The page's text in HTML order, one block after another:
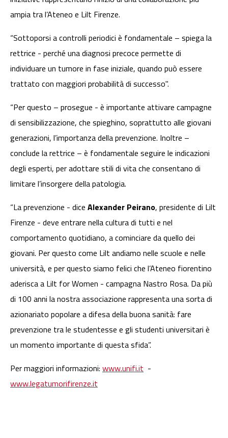
ampia tra l’Ateneo e Lilt Firenze.
“Sottoporsi a controlli periodici è fondamentale – spiega la
rettrice - perché una diagnosi precoce permette di
individuare un tumore in fase iniziale, quando può essere
trattato con maggiori probabilità di successo".
“Per questo – prosegue - è importante attivare campagne
di sensibilizzazione, che spieghino, soprattutto alle giovani
generazioni, l’importanza della prevenzione. Inoltre –
conclude la rettrice – è fondamentale seguire le indicazioni
degli esperti, per adottare stili di vita che consentano di
limitare l’insorgere della patologia.
“La prevenzione - dice Alexander Peirano, presidente di Lilt
Firenze - deve entrare nella cultura di tutti e nel
comportamento quotidiano, a cominciare da quello dei
giovani. Per questo come Lilt andiamo nelle scuole e nelle
università, e per questo siamo felici che l’Ateneo fiorentino
aderisca a Lilt for Women - campagna Nastro Rosa. Da più
di 100 anni la nostra associazione rappresenta una sorta di
azionariato popolare a difesa della buona sanità: fare
prevenzione tra le studentesse e gli studenti universitari è
un momento importante di questa sfida”.
Per maggiori informazioni: www.unifi.it -
www.legatumorifirenze.it